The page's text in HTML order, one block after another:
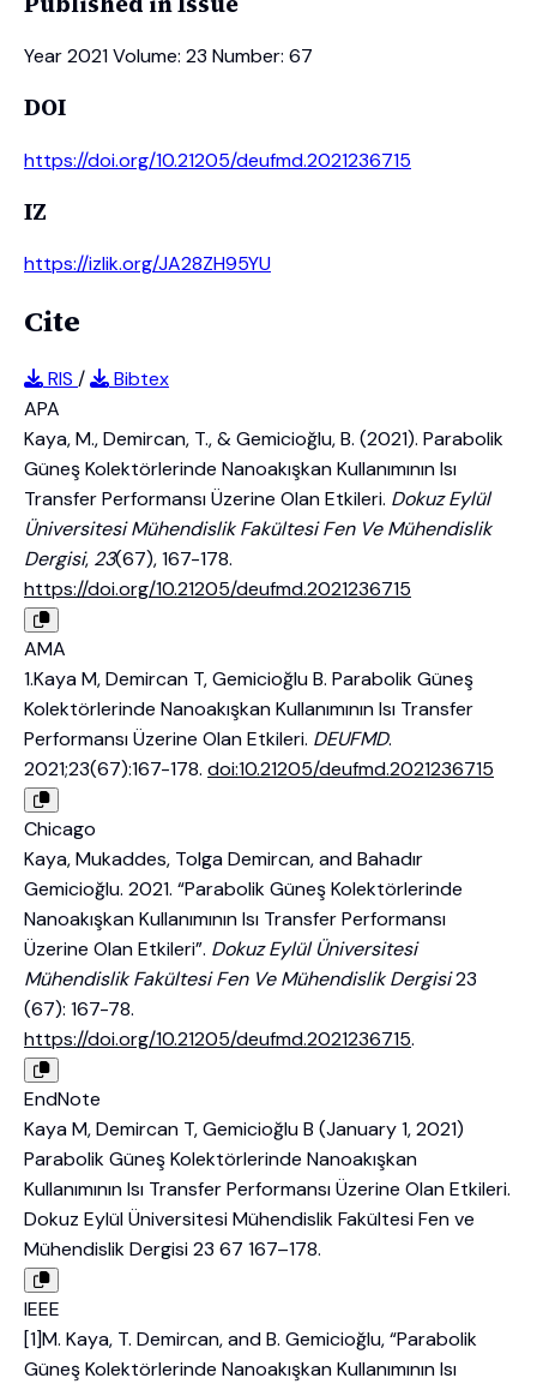
Year 2021 Volume: 23 Number: 67
DOI
https://doi.org/10.21205/deufmd.2021236715
IZ
https://izlik.org/JA28ZH95YU
Cite
RIS /
Bibtex
APA
Kaya, M., Demircan, T., & Gemicioğlu, B. (2021). Parabolik
Güneş Kolektörlerinde Nanoakışkan Kullanımının Isı
Transfer Performansı Üzerine Olan Etkileri. Dokuz Eylül
Üniversitesi Mühendislik Fakültesi Fen Ve Mühendislik
Dergisi, 23(67), 167-178.
https://doi.org/10.21205/deufmd.2021236715
AMA
1.Kaya M, Demircan T, Gemicioğlu B. Parabolik Güneş
Kolektörlerinde Nanoakışkan Kullanımının Isı Transfer
Performansı Üzerine Olan Etkileri. DEUFMD.
2021;23(67):167-178. doi:10.21205/deufmd.2021236715
Chicago
Kaya, Mukaddes, Tolga Demircan, and Bahadır
Gemicioğlu. 2021. “Parabolik Güneş Kolektörlerinde
Nanoakışkan Kullanımının Isı Transfer Performansı
Üzerine Olan Etkileri”. Dokuz Eylül Üniversitesi
Mühendislik Fakültesi Fen Ve Mühendislik Dergisi23
(67): 167-78.
https://doi.org/10.21205/deufmd.2021236715.
EndNote
Kaya M, Demircan T, Gemicioğlu B (January 1, 2021)
Parabolik Güneş Kolektörlerinde Nanoakışkan
Kullanımının Isı Transfer Performansı Üzerine Olan Etkileri.
Dokuz Eylül Üniversitesi Mühendislik Fakültesi Fen ve
Mühendislik Dergisi 23 67 167–178.
IEEE
[1]M. Kaya, T. Demircan, and B. Gemicioğlu, “Parabolik
Güneş Kolektörlerinde Nanoakışkan Kullanımının Isı